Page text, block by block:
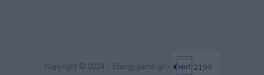
Copyright © 2024 - Energygame.gr -